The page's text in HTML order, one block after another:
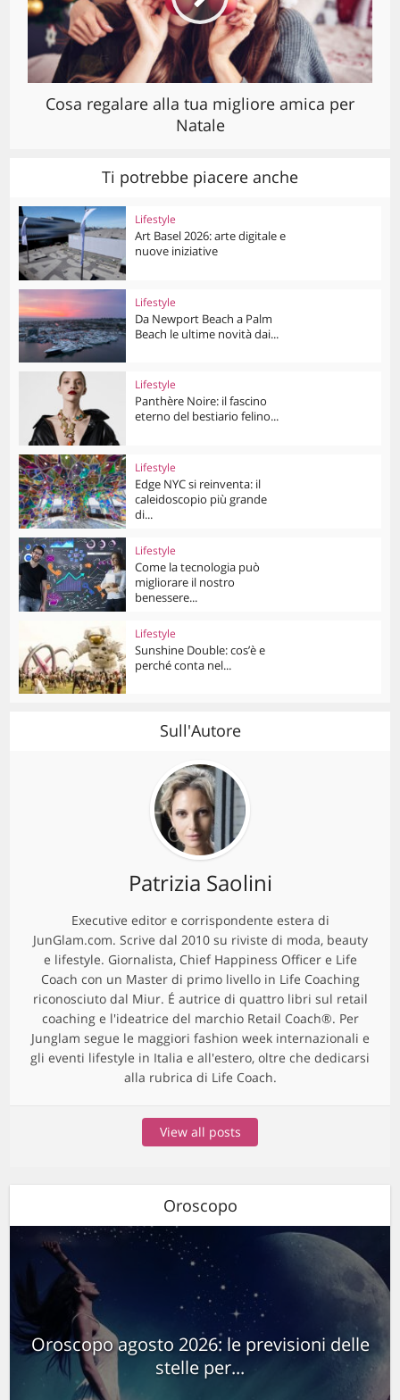
Cosa regalare alla tua migliore amica per
Natale
Ti potrebbe piacere anche
Lifestyle
Art Basel 2026: arte digitale e
nuove iniziative
Lifestyle
Da Newport Beach a Palm
Beach le ultime novità dai...
Lifestyle
Panthère Noire: il fascino
eterno del bestiario felino...
Lifestyle
Edge NYC si reinventa: il
caleidoscopio più grande
di...
Lifestyle
Come la tecnologia può
migliorare il nostro
benessere...
Lifestyle
Sunshine Double: cos’è e
perché conta nel...
Sull'Autore
Patrizia Saolini
Executive editor e corrispondente estera di
JunGlam.com. Scrive dal 2010 su riviste di moda, beauty
e lifestyle. Giornalista, Chief Happiness Officer e Life
Coach con un Master di primo livello in Life Coaching
riconosciuto dal Miur. É autrice di quattro libri sul retail
coaching e l'ideatrice del marchio Retail Coach®. Per
Junglam segue le maggiori fashion week internazionali e
gli eventi lifestyle in Italia e all'estero, oltre che dedicarsi
alla rubrica di Life Coach.
View all posts
Oroscopo
Oroscopo agosto 2026: le previsioni delle
stelle per...